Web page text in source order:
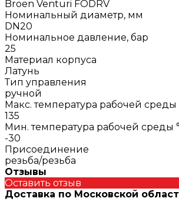
Broen Venturi FODRV
Номинальный диаметр, мм
DN20
Номинальное давление, бар
25
Материал корпуса
Латунь
Тип управления
ручной
Макс. температура рабочей среды
135
Мин. температура рабочей среды
-30
Присоединение
резьба/резьба
Отзывы
Оставить отзыв
Доставка по Московской